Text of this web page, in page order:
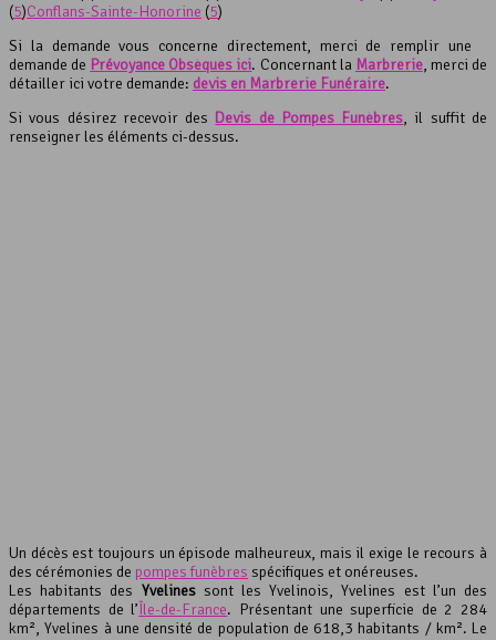
(5)Conflans-Sainte-Honorine (5)
Si la demande vous concerne directement, merci de remplir une
demande de Prévoyance Obsèques ici. Concernant la Marbrerie, merci de
détailler ici votre demande: devis en Marbrerie Funéraire.
Si vous désirez recevoir des Devis de Pompes Funèbres, il suffit de
renseigner les éléments ci-dessus.
interserver coupons
Un décès est toujours un épisode malheureux, mais il exige le recours à
des cérémonies de pompes funèbres spécifiques et onéreuses.
Les habitants des Yvelines sont les Yvelinois, Yvelines est l’un des
départements de l’Île-de-France. Présentant une superficie de 2 284
km², Yvelines à une densité de population de 618,3 habitants / km². Le